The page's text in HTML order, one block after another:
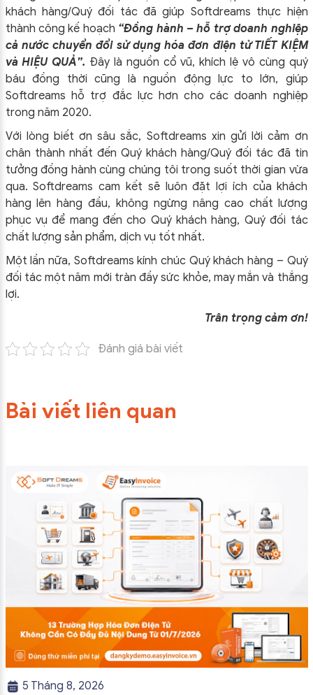
khách hàng/Quý đối tác đã giúp Softdreams thực hiện
thành công kế hoạch “Đồng hành – hỗ trợ doanh nghiệp
cả nước chuyển đổi sử dụng hóa đơn điện tử TIẾT KIỆM
và HIỆU QUẢ”. Đây là nguồn cổ vũ, khích lệ vô cùng quý
báu đồng thời cũng là nguồn động lực to lớn, giúp
Softdreams hỗ trợ đắc lực hơn cho các doanh nghiệp
trong năm 2020.
Với lòng biết ơn sâu sắc, Softdreams xin gửi lời cảm ơn
chân thành nhất đến Quý khách hàng/Quý đối tác đã tin
tưởng đồng hành cùng chúng tôi trong suốt thời gian vừa
qua. Softdreams cam kết sẽ luôn đặt lợi ích của khách
hàng lên hàng đầu, không ngừng nâng cao chất lượng
phục vụ để mang đến cho Quý khách hàng, Quý đối tác
chất lượng sản phẩm, dịch vụ tốt nhất.
Một lần nữa, Softdreams kính chúc Quý khách hàng – Quý
đối tác một năm mới tràn đầy sức khỏe, may mắn và thắng
lợi.
Trân trọng cảm ơn!
Đánh giá bài viết
Bài viết liên quan
5 Tháng 8, 2026